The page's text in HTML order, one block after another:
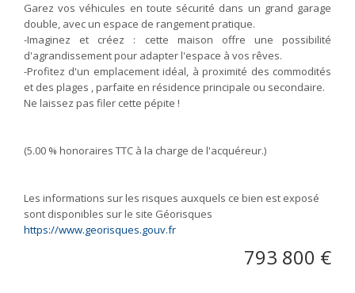
Garez vos véhicules en toute sécurité dans un grand garage
double, avec un espace de rangement pratique.
-Imaginez et créez : cette maison offre une possibilité
d'agrandissement pour adapter l'espace à vos rêves.
-Profitez d'un emplacement idéal, à proximité des commodités
et des plages , parfaite en résidence principale ou secondaire.
Ne laissez pas filer cette pépite !
(5.00 % honoraires TTC à la charge de l'acquéreur.)
Les informations sur les risques auxquels ce bien est exposé
sont disponibles sur le site Géorisques
https://www.georisques.gouv.fr
793 800 €